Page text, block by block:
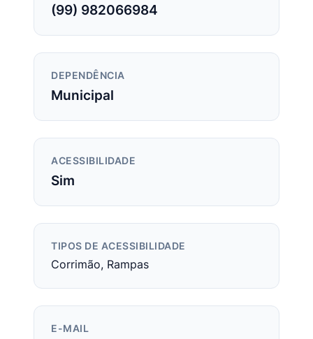
(99) 982066984
DEPENDÊNCIA
Municipal
ACESSIBILIDADE
Sim
TIPOS DE ACESSIBILIDADE
Corrimão, Rampas
E-MAIL